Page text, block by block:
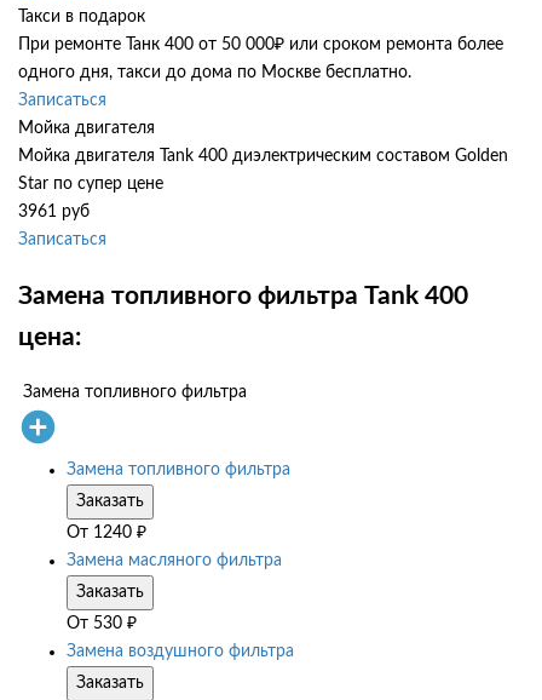
Такси в подарок
При ремонте Танк 400 от 50 000₽ или сроком ремонта более
одного дня, такси до дома по Москве бесплатно.
Записаться
Мойка двигателя
Мойка двигателя Tank 400 диэлектрическим составом Golden
Star по супер цене
3961 руб
Записаться
Замена топливного фильтра Tank 400
цена:
Замена топливного фильтра
Замена топливного фильтра
Заказать
От 1240 ₽
Замена масляного фильтра
Заказать
От 530 ₽
Замена воздушного фильтра
Заказать